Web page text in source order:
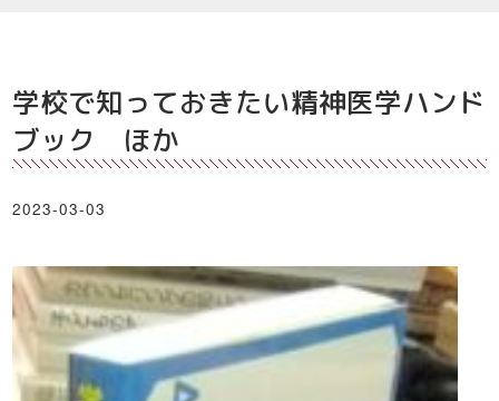
学校で知っておきたい精神医学ハンド
ブック ほか
2023-03-03